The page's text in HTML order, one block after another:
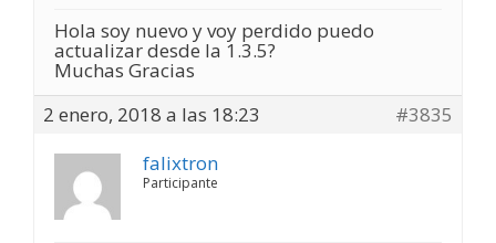
Hola soy nuevo y voy perdido puedo
actualizar desde la 1.3.5?
Muchas Gracias
2 enero, 2018 a las 18:23
#3835
falixtron
Participante